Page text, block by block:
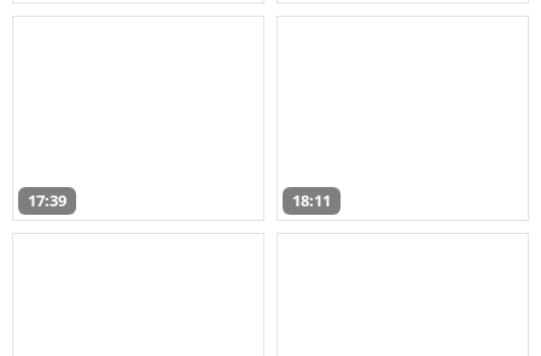
17:39 18:11